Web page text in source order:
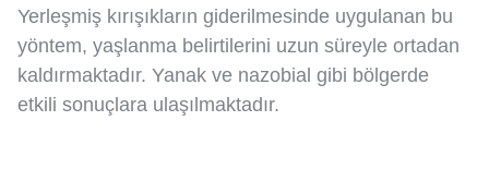
Yerleşmiş kırışıkların giderilmesinde uygulanan bu
yöntem, yaşlanma belirtilerini uzun süreyle ortadan
kaldırmaktadır. Yanak ve nazobial gibi bölgerde
etkili sonuçlara ulaşılmaktadır.